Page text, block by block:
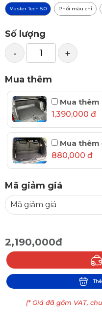
Master Tech 5.0 Phối màu chỉ
Số lượng
- +
Mua thêm
Mua thêm
1,390,000 đ
Mua thêm
880,000 đ
Mã giảm giá
2,190,000đ
(* Giá đã gồm VAT,